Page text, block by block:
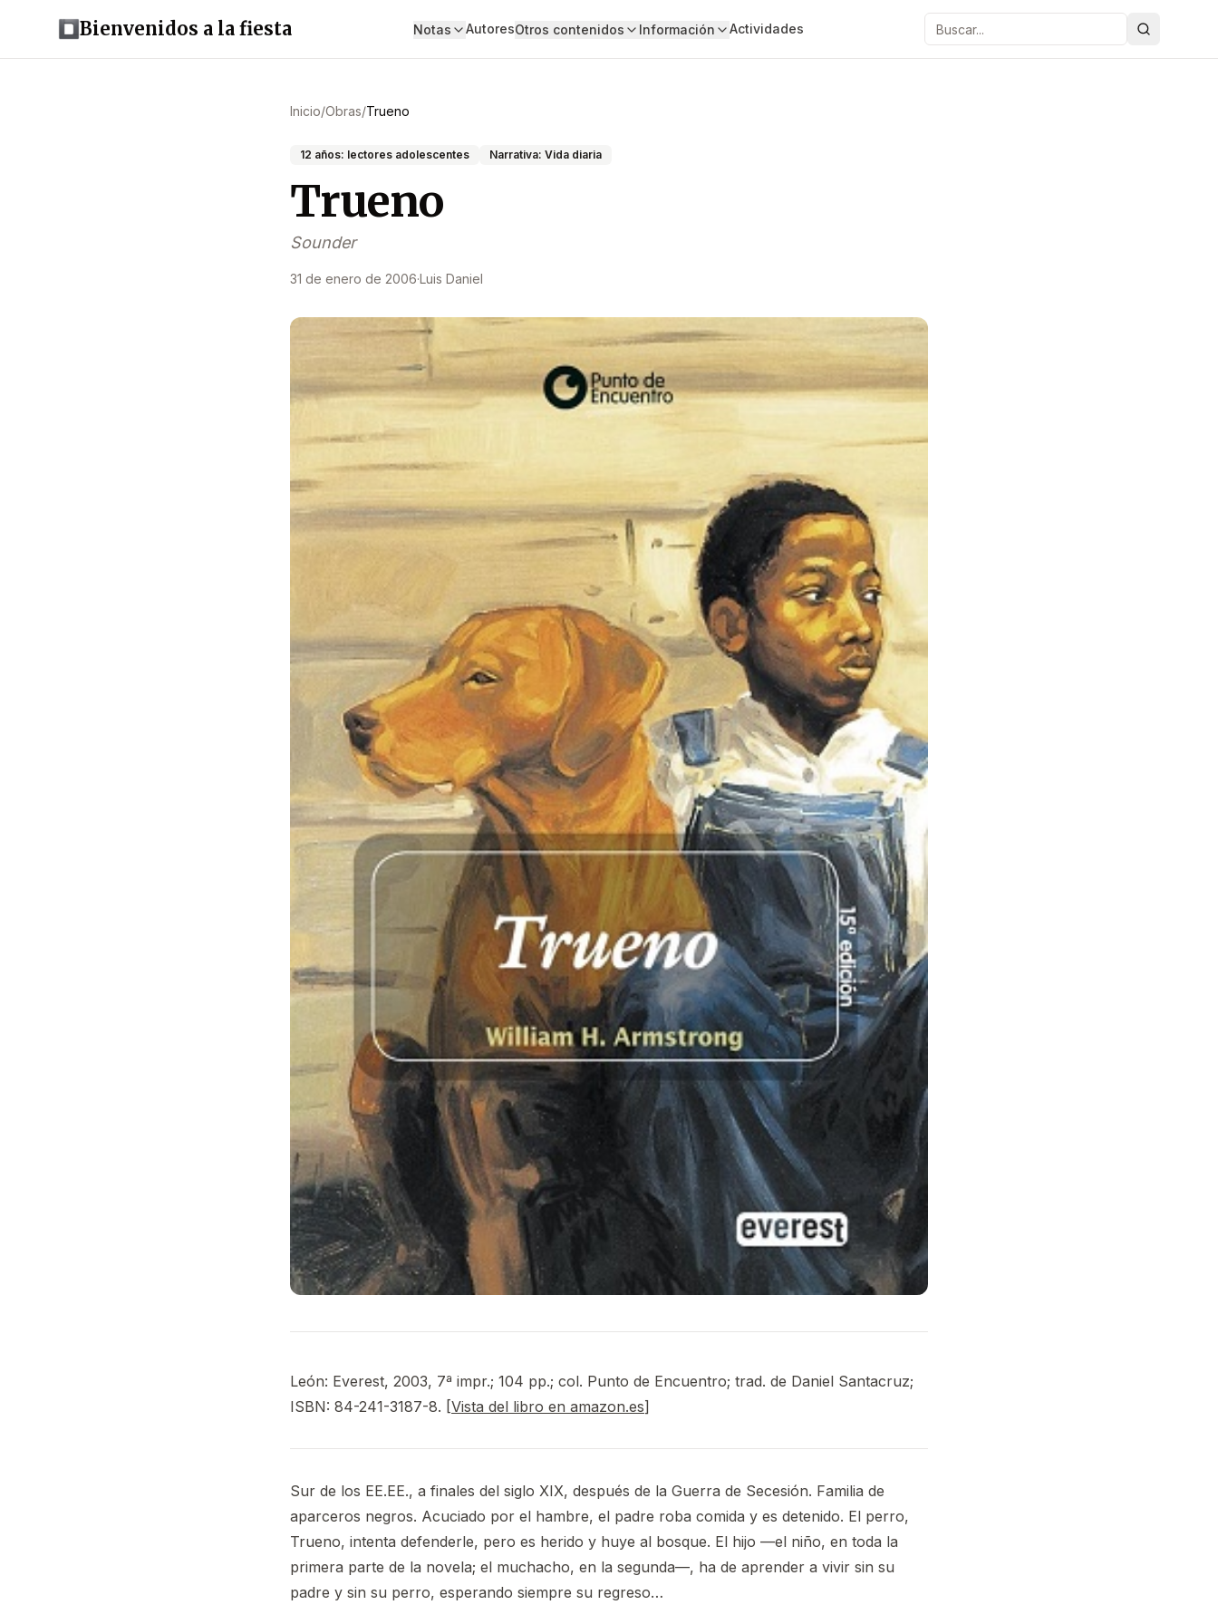
Bienvenidos a la fiesta Notas AutoresOtros contenidos Información Actividades Buscar
Inicio/Obras/Trueno
12 años: lectores adolescentes Narrativa: Vida diaria
Trueno
Sounder
31 de enero de 2006·Luis Daniel
León: Everest, 2003, 7ª impr.; 104 pp.; col. Punto de Encuentro; trad. de Daniel Santacruz;
ISBN: 84-241-3187-8. [Vista del libro en amazon.es]
Sur de los EE.EE., a finales del siglo XIX, después de la Guerra de Secesión. Familia de
aparceros negros. Acuciado por el hambre, el padre roba comida y es detenido. El perro,
Trueno, intenta defenderle, pero es herido y huye al bosque. El hijo —el niño, en toda la
primera parte de la novela; el muchacho, en la segunda—, ha de aprender a vivir sin su
padre y sin su perro, esperando siempre su regreso…